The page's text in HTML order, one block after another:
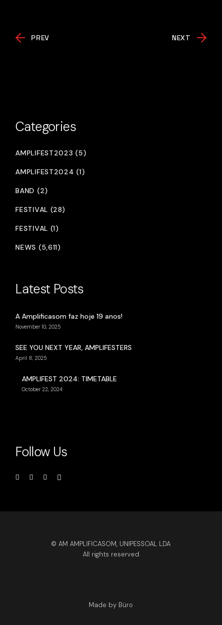
PREV NEXT
Categories
AMPLIFEST2023 (5)
AMPLIFEST2024 (1)
BAND (2)
FESTIVAL (28)
FESTIVAL (1)
NEWS (5,611)
Latest Posts
A Amplificasom faz hoje 19 anos!
November 10, 2025
SEE YOU NEXT YEAR, AMPLIFESTERS
April 8, 2025
AMPLIFEST 2024: TIMETABLE
October 22, 2024
Follow Us
© AM AMPLIFICASOM, UNIPESSOAL LDA
All rights reserved
Made by Büro